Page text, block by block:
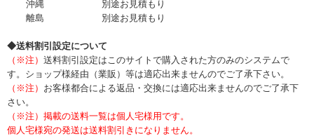
沖縄
別途お見積もり
離島
別途お見積もり
◆送料割引設定について
（※注） 送料割引設定はこのサイトで購入された方のみのシステムで
す。ショップ様経由（業販）等は適応出来ませんのでご了承下さい。
（※注） お客様都合による返品・交換には適応出来ませんのでご了承下
さい。
（※注）掲載の送料一覧は個人宅様用です。
個人宅様宛の発送は送料割引きになりません。